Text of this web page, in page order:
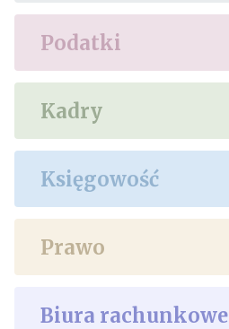
Podatki
Kadry
Księgowość
Prawo
Biura rachunkowe